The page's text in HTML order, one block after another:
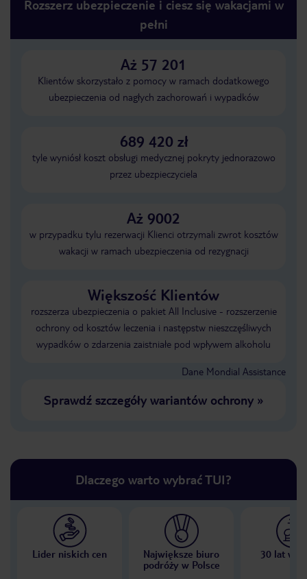
Rozszerz ubezpieczenie i ciesz się wakacjami w
pełni
Aż 57 201
Klientów skorzystało z pomocy w ramach dodatkowego
ubezpieczenia od nagłych zachorowań i wypadków
689 420 zł
tyle wyniósł koszt obsługi medycznej pokryty jednorazowo
przez ubezpieczyciela
Aż 9002
w przypadku tylu rezerwacji Klienci otrzymali zwrot kosztów
wakacji w ramach ubezpieczenia od rezygnacji
Większość Klientów
rozszerza ubezpieczenia o pakiet All Inclusive - rozszerzenie
ochrony od kosztów leczenia i następstw nieszczęśliwych
wypadków o zdarzenia zaistniałe pod wpływem alkoholu
Dane Mondial Assistance
Sprawdź szczegóły wariantów ochrony»
Dlaczego warto wybrać TUI?
Lider niskich cen
Największe biuro
podróży w Polsce
30 lat w